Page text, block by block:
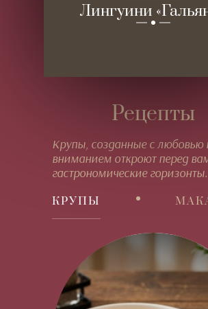
Лингуини
КРУПЫ
Рецепты
Крупы, созданные с любовью
вниманием откроют перед
гастрономические горизонты.